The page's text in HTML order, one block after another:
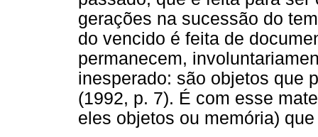
gerações na sucessão do
do vencido é feita de
permanecem,
inesperado: são objetos que
(1992, p. 7). É com esse
eles objetos ou memória)